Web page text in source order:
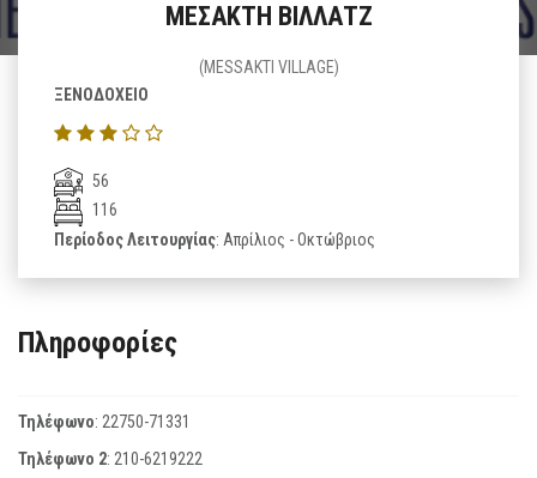
ΜΕΣΑΚΤΗ ΒΙΛΛΑΤΖ
(MESSAKTI VILLAGE)
ΞΕΝΟΔΟΧΕΙΟ
56
116
Περίοδος Λειτουργίας: Απρίλιος - Οκτώβριος
Πληροφορίες
Τηλέφωνο: 22750-71331
Τηλέφωνο 2: 210-6219222